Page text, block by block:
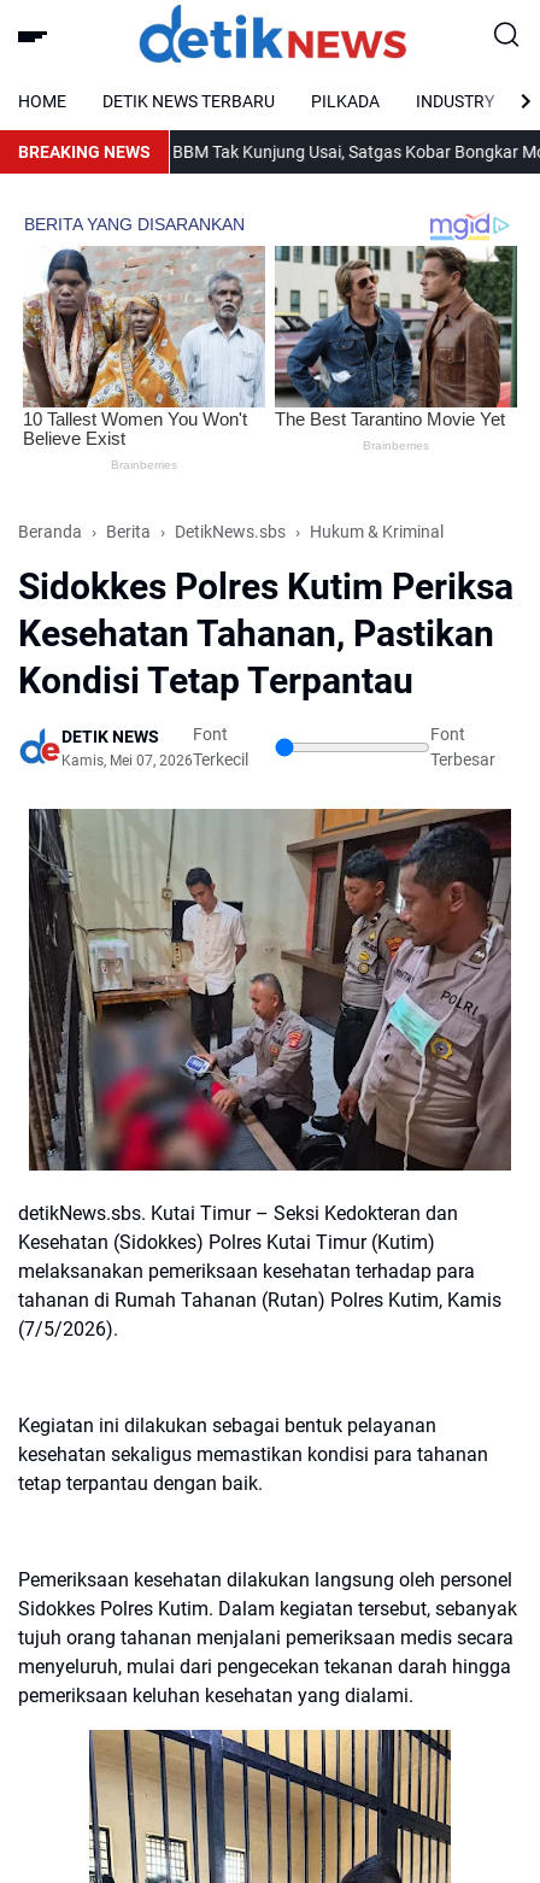
HOME DETIK NEWS TERBARU PILKADA INDUSTRY
BREAKING NEWS
Antrean BBM Tak Kunjung Usai, Satgas Kobar Bongkar Modus
Beranda Berita DetikNews.sbs Hukum & Kriminal
Sidokkes Polres Kutim Periksa
Kesehatan Tahanan, Pastikan
Kondisi Tetap Terpantau
DETIK NEWS
Kamis, Mei 07, 2026
Font
Terkecil
Font
Terbesar
detikNews.sbs. Kutai Timur – Seksi Kedokteran dan
Kesehatan (Sidokkes) Polres Kutai Timur (Kutim)
melaksanakan pemeriksaan kesehatan terhadap para
tahanan di Rumah Tahanan (Rutan) Polres Kutim, Kamis
(7/5/2026).
Kegiatan ini dilakukan sebagai bentuk pelayanan
kesehatan sekaligus memastikan kondisi para tahanan
tetap terpantau dengan baik.
Pemeriksaan kesehatan dilakukan langsung oleh personel
Sidokkes Polres Kutim. Dalam kegiatan tersebut, sebanyak
tujuh orang tahanan menjalani pemeriksaan medis secara
menyeluruh, mulai dari pengecekan tekanan darah hingga
pemeriksaan keluhan kesehatan yang dialami.